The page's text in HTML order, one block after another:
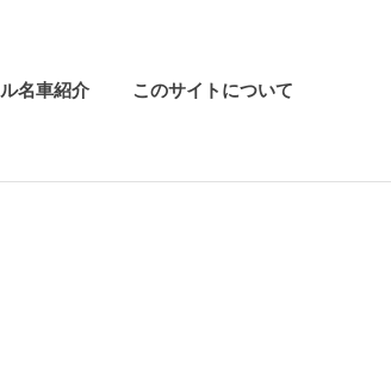
名車紹介 このサイトについて